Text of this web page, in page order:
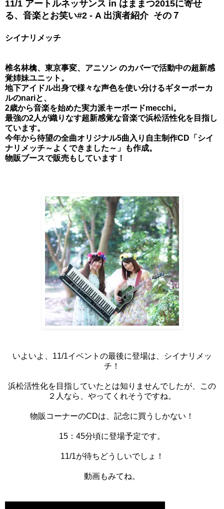
11/1 アートルネッサンス in はままつ2015に寄せ
る、音楽とお笑い#2 - A 出演者紹介 その７
シイナリメッチ
椎名林檎、東京事変、アニソン のカバーで活動中の超新感
覚姉妹ユニット。
地下アイドル出身で様々な声色を使い分けるギターボーカ
ルのnariと、
2歳から音楽を始めた実力派キーボードmecchi。
最強の2人が織りなす超新感覚な音楽で浜松活性化を目指し
ています。
今年から待望の全曲オリジナル5曲入り自主制作CD「シイ
ナリメッチ～よくできました～」も作成。
物販ブースで販売もしています！
いよいよ、11/1イベントの最後に登場は、シイナリメッ
チ！
浜松活性化を目指していたとは知りませんでしたが、この
２人なら、やってくれそうですね。
物販コーナーのCDは、記念に買うしかない！
15：45分頃に登場予定です。
11/1が待ちどうしいでしょ！
動画もみてね。